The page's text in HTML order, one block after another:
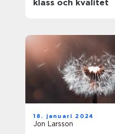
klass och kvalitet
18. januari 2024
Jon Larsson